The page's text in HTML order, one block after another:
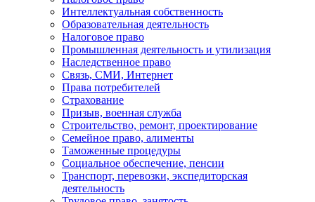
Интеллектуальная собственность
Образовательная деятельность
Налоговое право
Промышленная деятельность и утилизация
Наследственное право
Связь, СМИ, Интернет
Права потребителей
Страхование
Призыв, военная служба
Строительство, ремонт, проектирование
Семейное право, алименты
Таможенные процедуры
Социальное обеспечение, пенсии
Транспорт, перевозки, экспедиторская
деятельность